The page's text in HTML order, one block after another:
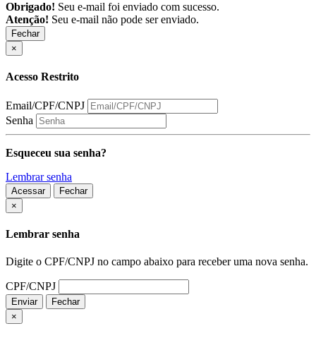
Obrigado! Seu e-mail foi enviado com sucesso.
Atenção! Seu e-mail não pode ser enviado.
Fechar
×
Acesso Restrito
Email/CPF/CNPJ
Senha
Esqueceu sua senha?
Lembrar senha
Acessar
Fechar
×
Lembrar senha
Digite o CPF/CNPJ no campo abaixo para receber uma nova senha.
CPF/CNPJ
Enviar
Fechar
×